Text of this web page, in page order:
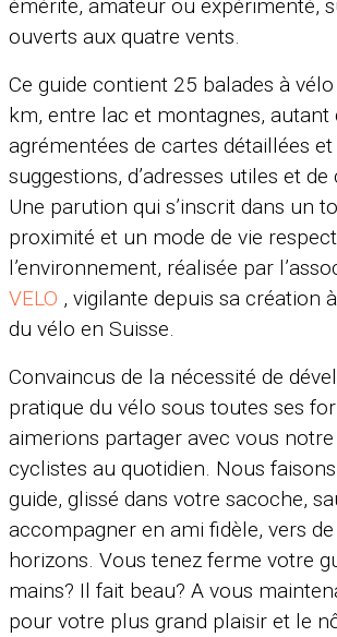
émérite, amateur ou expérimenté,
ouverts aux quatre vents.
Ce guide contient 25 balades à
km, entre lac et montagnes, autant
agrémentées de cartes détaillées
suggestions, d’adresses utiles et de
Une parution qui s’inscrit dans un
proximité et un mode de vie
l’environnement, réalisée par
VELO , vigilante depuis sa création
du vélo en Suisse.
Convaincus de la nécessité de
pratique du vélo sous toutes ses
aimerions partager avec vous
cyclistes au quotidien. Nous
guide, glissé dans votre sacoche,
accompagner en ami fidèle, vers
horizons. Vous tenez ferme votre
mains? Il fait beau? A vous
pour votre plus grand plaisir et le